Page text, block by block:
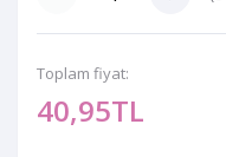
Toplam fiyat:
40,95TL